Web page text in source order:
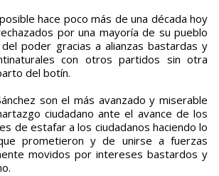
hace poco más de una década hoy
por una mayoría de su pueblo
poder gracias a alianzas bastardas y
con otros partidos sin otra
del botín.
son el más avanzado y miserable
ciudadano ante el avance de los
de estafar a los ciudadanos haciendo lo
prometieron y de unirse a fuerzas
movidos por intereses bastardos y